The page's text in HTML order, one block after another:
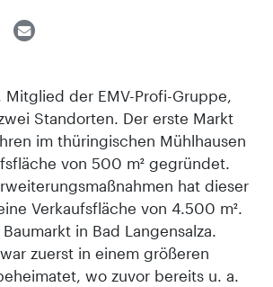
Mitglied der EMV-Profi-Gruppe,
Standorten. Der erste Markt
im thüringischen Mühlhausen
von 500 m² gegründet.
hat dieser
Verkaufsfläche von 4.500 m².
in Bad Langensalza.
zuerst in einem größeren
wo zuvor bereits u. a.